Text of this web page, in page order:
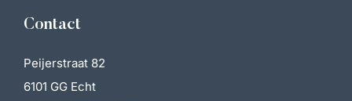
Contact
Peijerstraat 82
6101 GG Echt